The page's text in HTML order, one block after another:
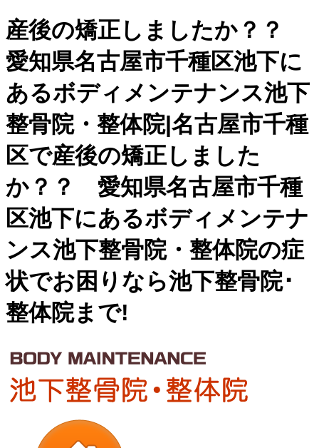
産後の矯正しましたか？？
愛知県名古屋市千種区池下に
あるボディメンテナンス池下
整骨院・整体院|名古屋市千種
区で産後の矯正しました
か？？ 愛知県名古屋市千種
区池下にあるボディメンテナ
ンス池下整骨院・整体院の症
状でお困りなら池下整骨院･
整体院まで!